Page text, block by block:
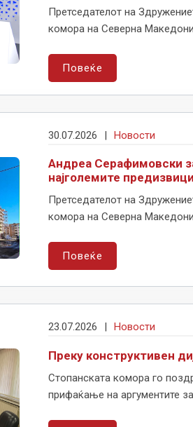
Претседателот на
комора на Северна
Повеќе
30.07.2026 | Новости
Андреа Серафимовски
најголемите
Претседателот на
комора на Северна
Повеќе
23.07.2026 Новости
Преку конструктивен
Стопанската комора го
прифаќање на аргументите